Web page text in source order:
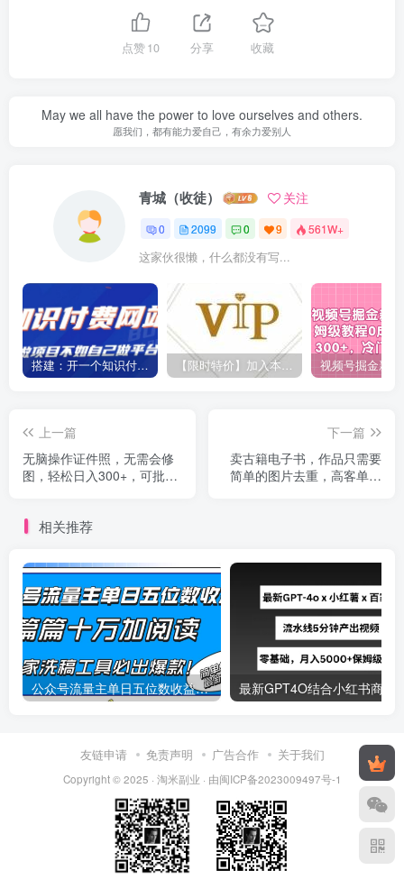
点赞10 分享 收藏
May we all have the power to love ourselves and others.
愿我们，都有能力爱自己，有余力爱别人
青城（收徒） 关注
0 2099 0 9 561W+
这家伙很懒，什么都没有写...
搭建：开一个知识付费资源网站，24小时全自动赚钱！ 【限时特价】加入本站VIP会员，海量最新各大团队网赚内部教程全免费，每天持续更新！
上一篇
无脑操作证件照，无需会修
图，轻松日入300+，可批量
下一篇
卖古籍电子书，作品只需要
简单的图片去重，高客单价
相关推荐
公众号流量主单日五位数收益，篇篇十万加阅读独家洗稿工具必出爆款！
友链申请 免责声明 广告合作 关于我们
Copyright © 2025 · 淘米副业 · 由闽ICP备2023009497号-1